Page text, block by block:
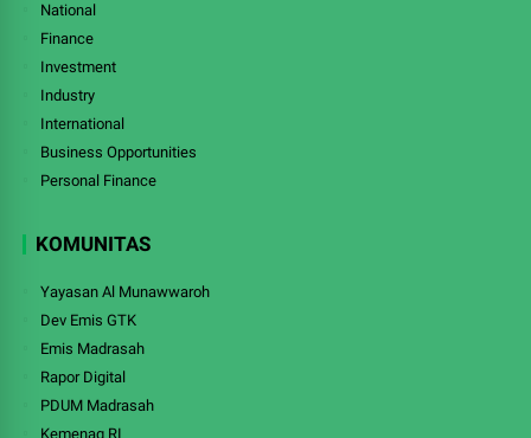
National
Finance
Investment
Industry
International
Business Opportunities
Personal Finance
KOMUNITAS
Yayasan Al Munawwaroh
Dev Emis GTK
Emis Madrasah
Rapor Digital
PDUM Madrasah
Kemenag RI